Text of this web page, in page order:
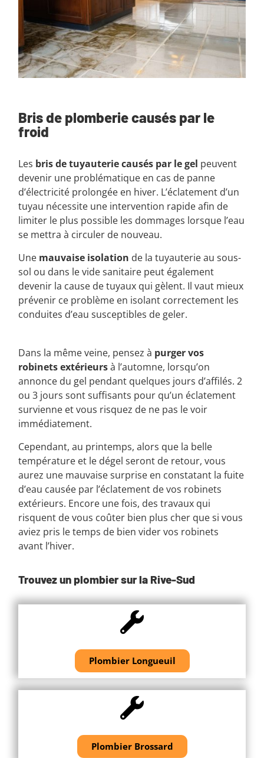
Bris de plomberie causés par le
froid
Les bris de tuyauterie causés par le gel peuvent
devenir une problématique en cas de panne
d’électricité prolongée en hiver. L’éclatement d’un
tuyau nécessite une intervention rapide afin de
limiter le plus possible les dommages lorsque l’eau
se mettra à circuler de nouveau.
Une mauvaise isolation de la tuyauterie au sous-
sol ou dans le vide sanitaire peut également
devenir la cause de tuyaux qui gèlent. Il vaut mieux
prévenir ce problème en isolant correctement les
conduites d’eau susceptibles de geler.
Dans la même veine, pensez à purger vos
robinets extérieursà l’automne, lorsqu’on
annonce du gel pendant quelques jours d’affilés. 2
ou 3 jours sont suffisants pour qu’un éclatement
survienne et vous risquez de ne pas le voir
immédiatement.
Cependant, au printemps, alors que la belle
température et le dégel seront de retour, vous
aurez une mauvaise surprise en constatant la fuite
d’eau causée par l’éclatement de vos robinets
extérieurs. Encore une fois, des travaux qui
risquent de vous coûter bien plus cher que si vous
aviez pris le temps de bien vider vos robinets
avant l’hiver.
Trouvez un plombier sur la Rive-Sud
Plombier Longueuil
Plombier Brossard